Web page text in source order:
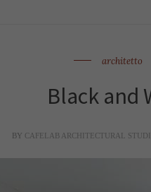
architetto
Black and
BY CAFELAB ARCHITECTURAL